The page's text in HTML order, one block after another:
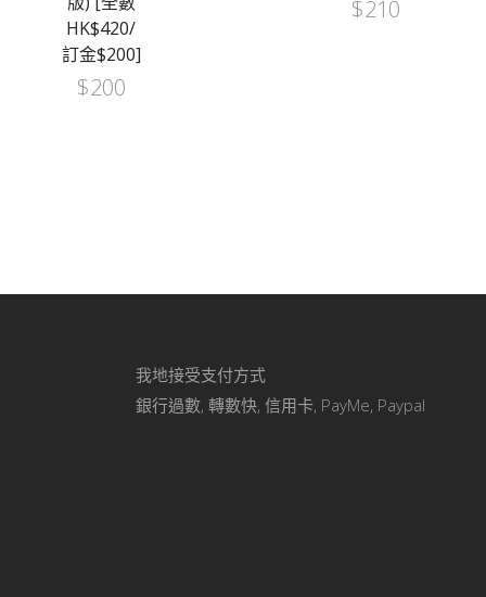
HK$420/
訂金$200]
$200
$210
我地接受支付方式
銀行過數, 轉數快, 信用卡, PayMe, Paypal